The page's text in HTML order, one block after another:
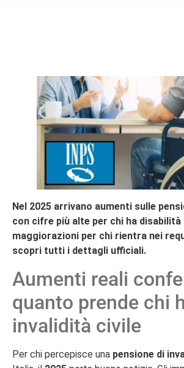
Nel 2025 arrivano aumenti sulle
con cifre più alte per chi ha disabilità
maggiorazioni per chi rientra nei
scopri tutti i dettagli ufficiali.
Aumenti reali
quanto prende chi
invalidità civile
Per chi percepisce una pensione di